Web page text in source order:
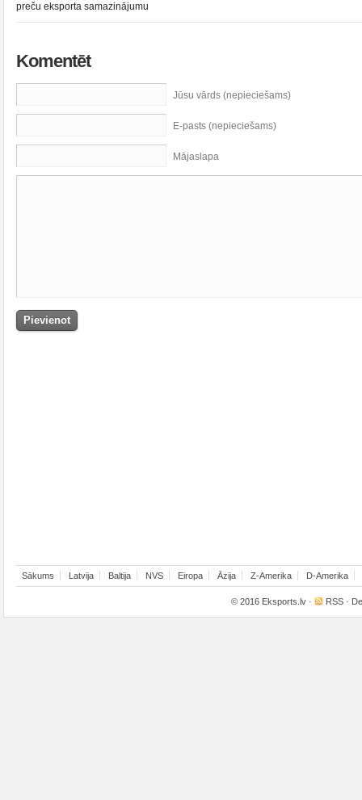
preču eksporta samazinājumu
Komentēt
Jūsu vārds (nepieciešams)
E-pasts (nepieciešams)
Mājaslapa
Sākums Latvija Baltija NVS Eiropa Āzija Z-Amerika D-Amerika
© 2016 Eksports.lv · RSS ·